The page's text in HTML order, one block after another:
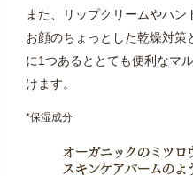
また、リップクリームやハン
お顔のちょっとした乾燥対
に1つあるととても便利なマ
けます。
*保湿成分